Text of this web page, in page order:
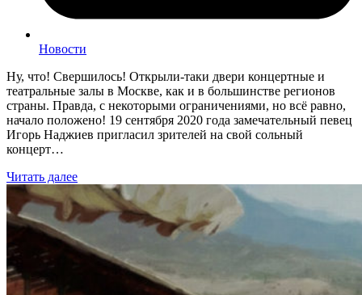
Новости
Ну, что! Свершилось! Открыли-таки двери концертные и
театральные залы в Москве, как и в большинстве регионов
страны. Правда, с некоторыми ограничениями, но всё равно,
начало положено! 19 сентября 2020 года замечательный певец
Игорь Наджиев пригласил зрителей на свой сольный
концерт…
Читать далее